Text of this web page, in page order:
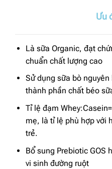
Ưu
Là sữa Organic, đạt
chuẩn chất lượng cao
Sử dụng sữa bò
thành phần chất béo
Tỉ lệ đạm
mẹ, là tỉ lệ phù hợp với
trẻ.
Bổ sung Prebiotic GOS
vi sinh đường ruột